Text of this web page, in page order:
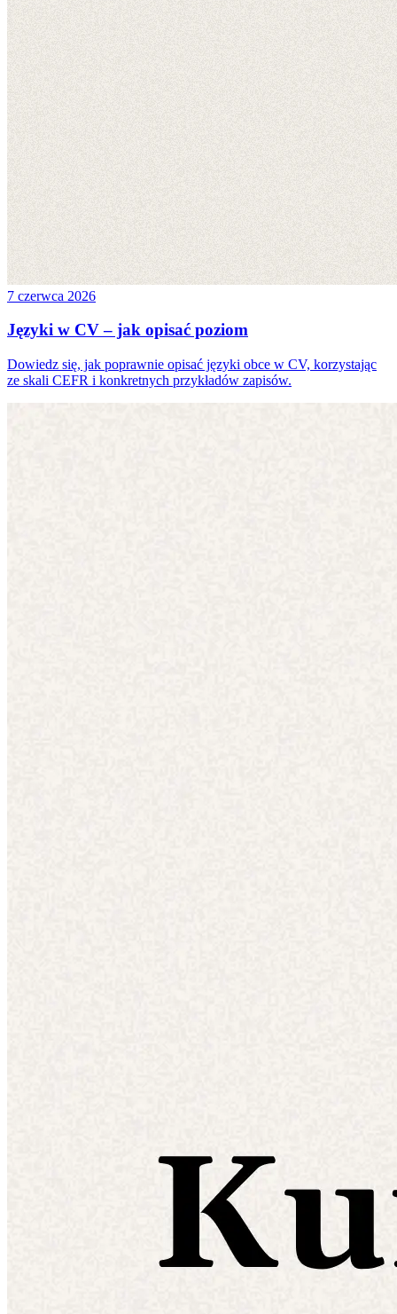
7 czerwca 2026
Języki w CV – jak opisać poziom
Dowiedz się, jak poprawnie opisać języki obce w CV, korzystając
ze skali CEFR i konkretnych przykładów zapisów.